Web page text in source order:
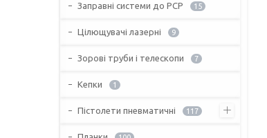
Заправні системи до PCP 15
Цілющувачі лазерні 9
Зорові труби і телескопи 7
Кепки 1
Пістолети пневматичні 117